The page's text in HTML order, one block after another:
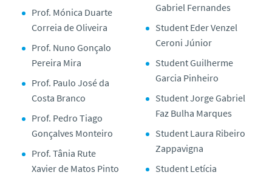
Prof. Mónica Duarte
Correia de Oliveira
Prof. Nuno Gonçalo
Pereira Mira
Prof. Paulo José da
Costa Branco
Prof. Pedro Tiago
Gonçalves Monteiro
Prof. Tânia Rute
Xavier de Matos Pinto
Gabriel Fernandes
Student Eder Venzel
Ceroni Júnior
Student Guilherme
Garcia Pinheiro
Student Jorge Gabriel
Faz Bulha Marques
Student Laura Ribeiro
Zappavigna
Student Letícia